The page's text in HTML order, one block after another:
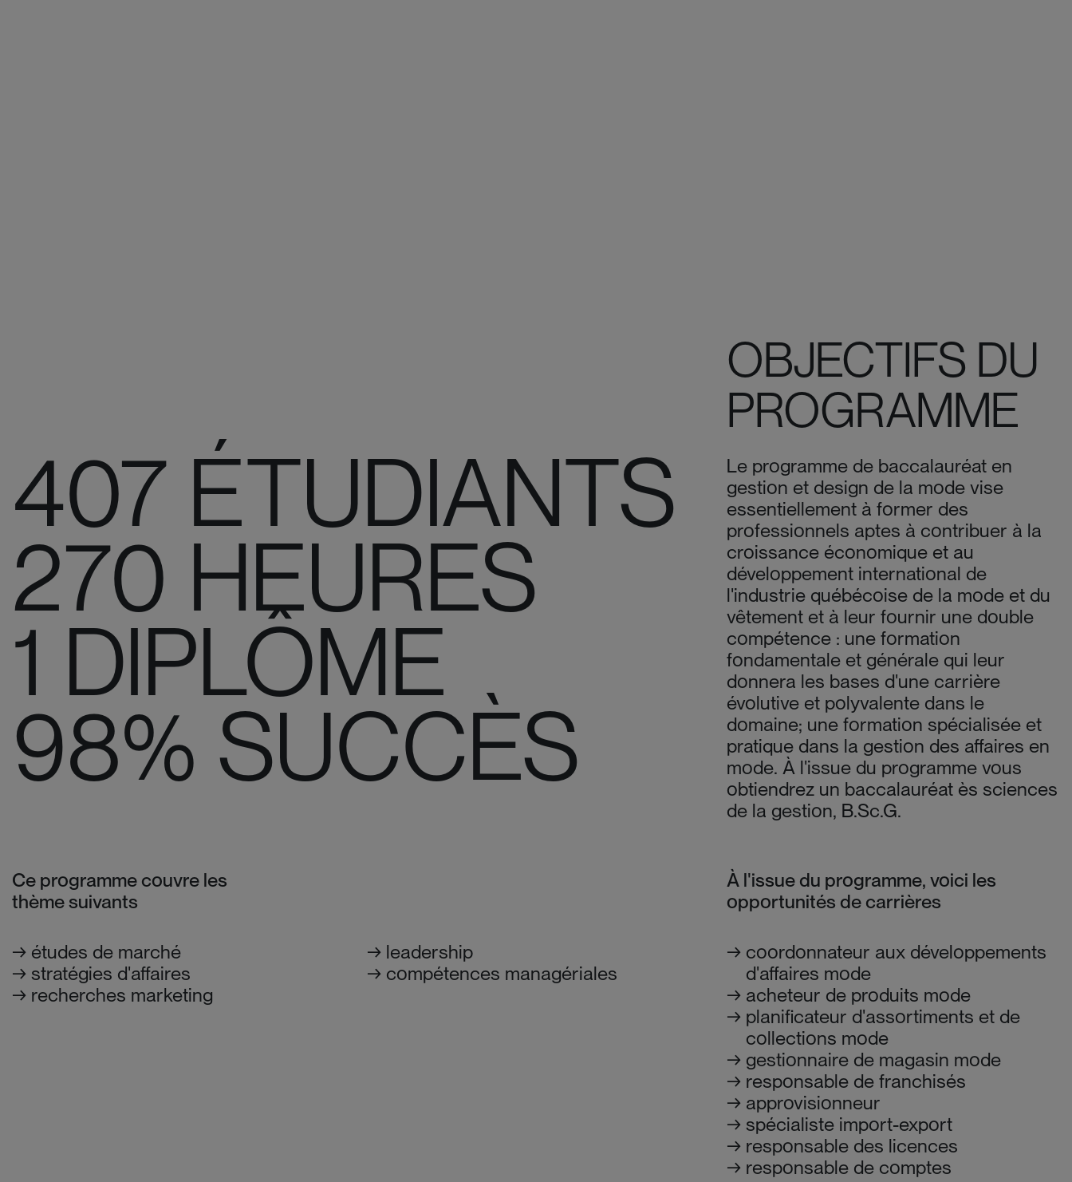
OBJECTIFS DU
PROGRAMME
Le programme de baccalauréat en
gestion et design de la mode vise
essentiellement à former des
professionnels aptes à contribuer à la
croissance économique et au
développement international de
l'industrie québécoise de la mode et du
vêtement et à leur fournir une double
compétence : une formation
fondamentale et générale qui leur
donnera les bases d'une carrière
évolutive et polyvalente dans le
domaine; une formation spécialisée et
pratique dans la gestion des affaires en
mode. À l'issue du programme vous
obtiendrez un baccalauréat ès sciences
de la gestion, B.Sc.G.
407 ÉTUDIANTS
270 HEURES
1 DIPLÔME
98% SUCCÈS
Ce programme couvre les
thème suivants
études de marché
stratégies d'affaires
recherches marketing
leadership
compétences managériales
À l'issue du programme, voici les
opportunités de carrières
coordonnateur aux développements
d'affaires mode
acheteur de produits mode
planificateur d'assortiments et de
collections mode
gestionnaire de magasin mode
responsable de franchisés
approvisionneur
spécialiste import-export
responsable des licences
responsable de comptes